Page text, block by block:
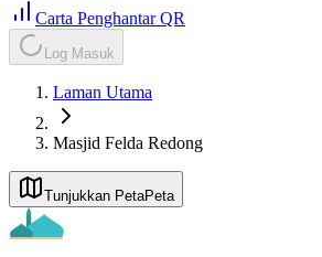
Carta Penghantar QR
Log Masuk
Laman Utama
Masjid Felda Redong
Tunjukkan PetaPeta